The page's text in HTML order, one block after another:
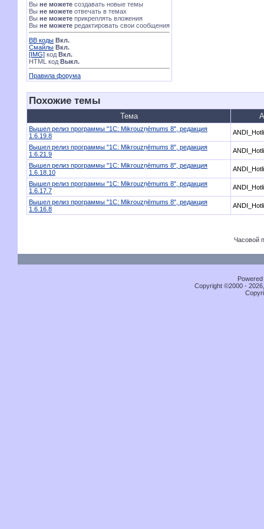
Вы не можете создавать новые темы
Вы не можете отвечать в темах
Вы не можете прикреплять вложения
Вы не можете редактировать свои сообщения
BB коды Вкл.
Смайлы Вкл.
[IMG] код Вкл.
HTML код Выкл.
Правила форума
Похожие темы
Тема
Вышел релиз программы "1С: Mikrouzņēmums 8", редакция
1.6.19.8
Вышел релиз программы "1С: Mikrouzņēmums 8", редакция
1.6.21.9
Вышел релиз программы "1С: Mikrouzņēmums 8", редакция
1.6.18.10
Вышел релиз программы "1С: Mikrouzņēmums 8", редакция
1.6.17.7
Вышел релиз программы "1С: Mikrouzņēmums 8", редакция
1.6.16.8
Часовой
Copyright ©2000 -